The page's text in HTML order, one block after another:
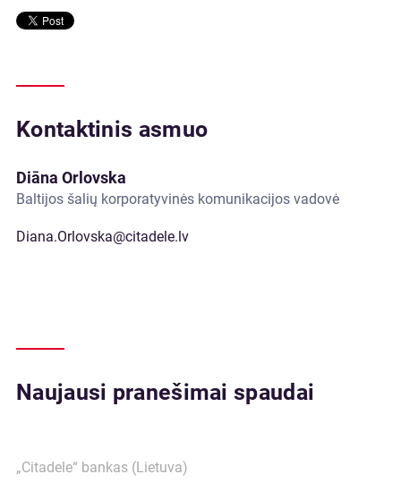
Kontaktinis asmuo
Diāna Orlovska
Baltijos šalių korporatyvinės komunikacijos vadovė
Diana.Orlovska@citadele.lv
Naujausi pranešimai spaudai
„Citadele“ bankas (Lietuva)